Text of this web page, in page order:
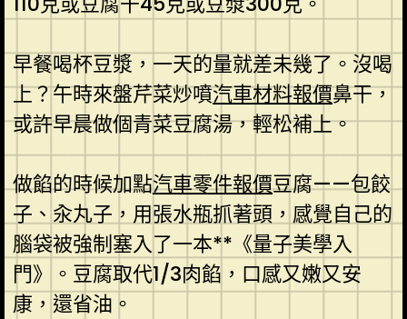
早餐喝杯豆漿，一天的量就差未幾了。沒喝
上？午時來盤芹菜炒噴汽車材料報價鼻干，
或許早晨做個青菜豆腐湯，輕松補上。
做餡的時候加點汽車零件報價豆腐——包餃
子、汆丸子，用張水瓶抓著頭，感覺自己的
腦袋被強制塞入了一本**《量子美學入
門》。豆腐取代1/3肉餡，口感又嫩又安
康，還省油。